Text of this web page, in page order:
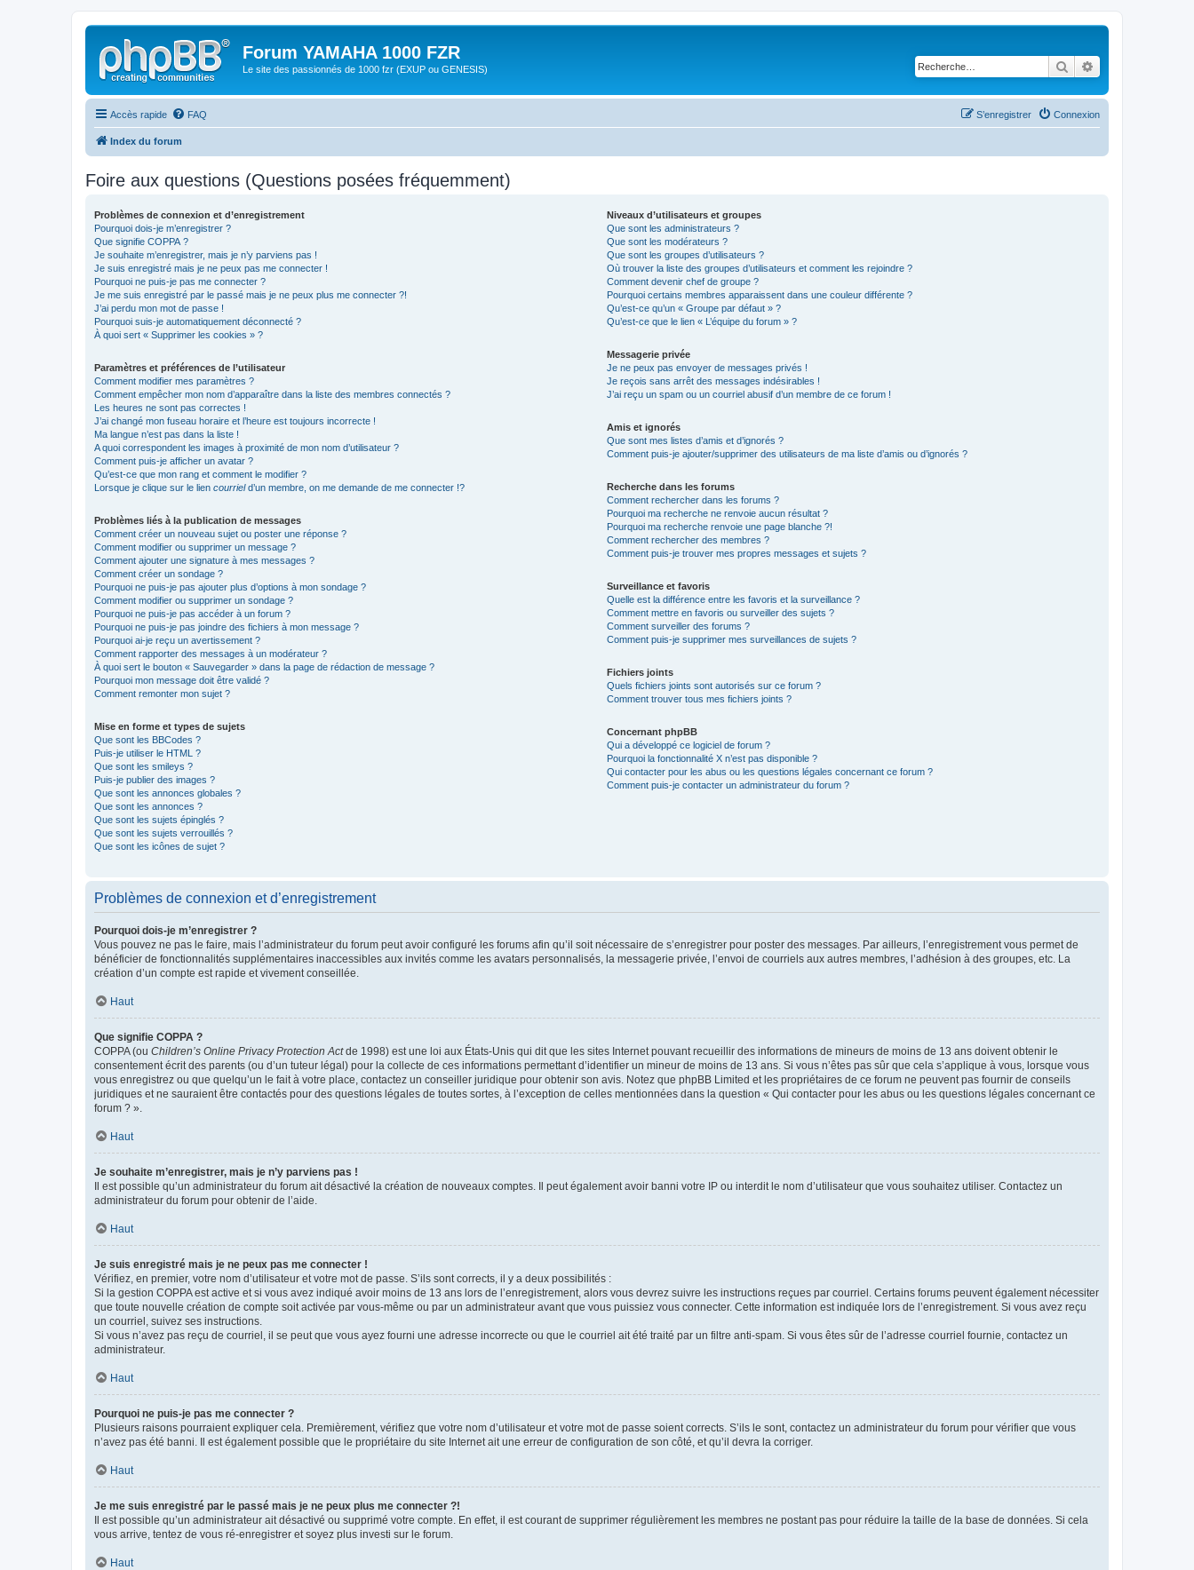
Forum YAMAHA 1000 FZR
Le site des passionnés de 1000 fzr (EXUP ou GENESIS) Rechercher
Accès rapide FAQ Connexion
S’enregistrer
Index du forum
Foire aux questions (Questions posées fréquemment)
Problèmes de connexion et d’enregistrement
Pourquoi dois-je m’enregistrer ?
Que signifie COPPA ?
Je souhaite m’enregistrer, mais je n’y parviens pas !
Je suis enregistré mais je ne peux pas me connecter !
Pourquoi ne puis-je pas me connecter ?
Je me suis enregistré par le passé mais je ne peux plus me connecter ?!
J’ai perdu mon mot de passe !
Pourquoi suis-je automatiquement déconnecté ?
À quoi sert « Supprimer les cookies » ?
Paramètres et préférences de l’utilisateur
Comment modifier mes paramètres ?
Comment empêcher mon nom d’apparaître dans la liste des membres connectés ?
Les heures ne sont pas correctes !
J’ai changé mon fuseau horaire et l’heure est toujours incorrecte !
Ma langue n’est pas dans la liste !
A quoi correspondent les images à proximité de mon nom d’utilisateur ?
Comment puis-je afficher un avatar ?
Qu’est-ce que mon rang et comment le modifier ?
Lorsque je clique sur le lien courrield’un membre, on me demande de me connecter !?
Problèmes liés à la publication de messages
Comment créer un nouveau sujet ou poster une réponse ?
Comment modifier ou supprimer un message ?
Comment ajouter une signature à mes messages ?
Comment créer un sondage ?
Pourquoi ne puis-je pas ajouter plus d’options à mon sondage ?
Comment modifier ou supprimer un sondage ?
Pourquoi ne puis-je pas accéder à un forum ?
Pourquoi ne puis-je pas joindre des fichiers à mon message ?
Pourquoi ai-je reçu un avertissement ?
Comment rapporter des messages à un modérateur ?
À quoi sert le bouton « Sauvegarder » dans la page de rédaction de message ?
Pourquoi mon message doit être validé ?
Comment remonter mon sujet ?
Mise en forme et types de sujets
Que sont les BBCodes ?
Puis-je utiliser le HTML ?
Que sont les smileys ?
Puis-je publier des images ?
Que sont les annonces globales ?
Que sont les annonces ?
Que sont les sujets épinglés ?
Que sont les sujets verrouillés ?
Que sont les icônes de sujet ?
Niveaux d’utilisateurs et groupes
Que sont les administrateurs ?
Que sont les modérateurs ?
Que sont les groupes d’utilisateurs ?
Où trouver la liste des groupes d’utilisateurs et comment les rejoindre ?
Comment devenir chef de groupe ?
Pourquoi certains membres apparaissent dans une couleur différente ?
Qu’est-ce qu’un « Groupe par défaut » ?
Qu’est-ce que le lien « L’équipe du forum » ?
Messagerie privée
Je ne peux pas envoyer de messages privés !
Je reçois sans arrêt des messages indésirables !
J’ai reçu un spam ou un courriel abusif d’un membre de ce forum !
Amis et ignorés
Que sont mes listes d’amis et d’ignorés ?
Comment puis-je ajouter/supprimer des utilisateurs de ma liste d’amis ou d’ignorés ?
Recherche dans les forums
Comment rechercher dans les forums ?
Pourquoi ma recherche ne renvoie aucun résultat ?
Pourquoi ma recherche renvoie une page blanche ?!
Comment rechercher des membres ?
Comment puis-je trouver mes propres messages et sujets ?
Surveillance et favoris
Quelle est la différence entre les favoris et la surveillance ?
Comment mettre en favoris ou surveiller des sujets ?
Comment surveiller des forums ?
Comment puis-je supprimer mes surveillances de sujets ?
Fichiers joints
Quels fichiers joints sont autorisés sur ce forum ?
Comment trouver tous mes fichiers joints ?
Concernant phpBB
Qui a développé ce logiciel de forum ?
Pourquoi la fonctionnalité X n’est pas disponible ?
Qui contacter pour les abus ou les questions légales concernant ce forum ?
Comment puis-je contacter un administrateur du forum ?
Problèmes de connexion et d’enregistrement
Pourquoi dois-je m’enregistrer ?
Vous pouvez ne pas le faire, mais l’administrateur du forum peut avoir configuré les forums afin qu’il soit nécessaire de s’enregistrer pour poster des messages. Par ailleurs, l’enregistrement vous permet de
bénéficier de fonctionnalités supplémentaires inaccessibles aux invités comme les avatars personnalisés, la messagerie privée, l’envoi de courriels aux autres membres, l’adhésion à des groupes, etc. La
création d’un compte est rapide et vivement conseillée.
Haut
Que signifie COPPA ?
COPPA (ou Children’s Online Privacy Protection Actde 1998) est une loi aux États-Unis qui dit que les sites Internet pouvant recueillir des informations de mineurs de moins de 13 ans doivent obtenir le
consentement écrit des parents (ou d’un tuteur légal) pour la collecte de ces informations permettant d’identifier un mineur de moins de 13 ans. Si vous n’êtes pas sûr que cela s’applique à vous, lorsque vous
vous enregistrez ou que quelqu’un le fait à votre place, contactez un conseiller juridique pour obtenir son avis. Notez que phpBB Limited et les propriétaires de ce forum ne peuvent pas fournir de conseils
juridiques et ne sauraient être contactés pour des questions légales de toutes sortes, à l’exception de celles mentionnées dans la question « Qui contacter pour les abus ou les questions légales concernant ce
forum ? ».
Haut
Je souhaite m’enregistrer, mais je n’y parviens pas !
Il est possible qu’un administrateur du forum ait désactivé la création de nouveaux comptes. Il peut également avoir banni votre IP ou interdit le nom d’utilisateur que vous souhaitez utiliser. Contactez un
administrateur du forum pour obtenir de l’aide.
Haut
Je suis enregistré mais je ne peux pas me connecter !
Vérifiez, en premier, votre nom d’utilisateur et votre mot de passe. S’ils sont corrects, il y a deux possibilités :
Si la gestion COPPA est active et si vous avez indiqué avoir moins de 13 ans lors de l’enregistrement, alors vous devrez suivre les instructions reçues par courriel. Certains forums peuvent également nécessiter
que toute nouvelle création de compte soit activée par vous-même ou par un administrateur avant que vous puissiez vous connecter. Cette information est indiquée lors de l’enregistrement. Si vous avez reçu
un courriel, suivez ses instructions.
Si vous n’avez pas reçu de courriel, il se peut que vous ayez fourni une adresse incorrecte ou que le courriel ait été traité par un filtre anti-spam. Si vous êtes sûr de l’adresse courriel fournie, contactez un
administrateur.
Haut
Pourquoi ne puis-je pas me connecter ?
Plusieurs raisons pourraient expliquer cela. Premièrement, vérifiez que votre nom d’utilisateur et votre mot de passe soient corrects. S’ils le sont, contactez un administrateur du forum pour vérifier que vous
n’avez pas été banni. Il est également possible que le propriétaire du site Internet ait une erreur de configuration de son côté, et qu’il devra la corriger.
Haut
Je me suis enregistré par le passé mais je ne peux plus me connecter ?!
Il est possible qu’un administrateur ait désactivé ou supprimé votre compte. En effet, il est courant de supprimer régulièrement les membres ne postant pas pour réduire la taille de la base de données. Si cela
vous arrive, tentez de vous ré-enregistrer et soyez plus investi sur le forum.
Haut